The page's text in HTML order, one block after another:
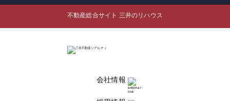
不動産総合サイト 三井のリハウス
会社情報